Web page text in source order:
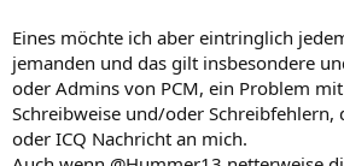
Eines möchte ich aber eintringlich
jemanden und das gilt insbesondere
oder Admins von PCM, ein Problem
Schreibweise und/oder Schreibfehlern,
oder ICQ Nachricht an mich.